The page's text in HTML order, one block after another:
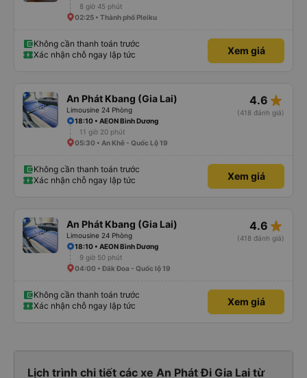
8 giờ 45 phút
02:25 • Thành phố Pleiku
Không cần thanh toán trước
Xác nhận chỗ ngay lập tức
Xem giá
An Phát Kbang (Gia Lai)
Limousine 24 Phòng
4.6 star_rate
(418 đánh giá)
18:10 • AEON Bình Dương
11 giờ 20 phút
05:30 • An Khê - Quốc Lộ 19
Không cần thanh toán trước
Xác nhận chỗ ngay lập tức
Xem giá
An Phát Kbang (Gia Lai)
Limousine 24 Phòng
4.6 star_rate
(418 đánh giá)
18:10 • AEON Bình Dương
9 giờ 50 phút
04:00 • Đăk Đoa - Quốc lộ 19
Không cần thanh toán trước
Xác nhận chỗ ngay lập tức
Xem giá
Lịch trình chi tiết các xe An Phát Đi Gia Lai từ